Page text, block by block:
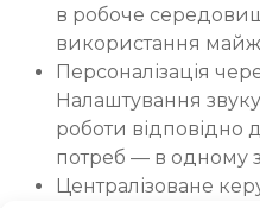
в робоче
використання
Персоналізація
Налаштування
роботи відповідно
потреб — в одному
Централізоване